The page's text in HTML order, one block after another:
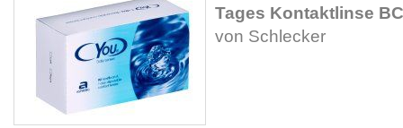
Tages Kontaktlinse
von Schlecker